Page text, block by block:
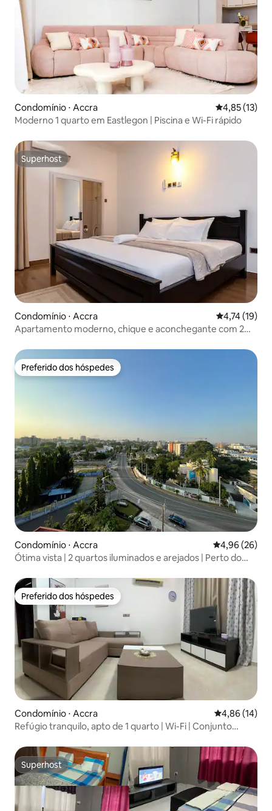
Condomínio ⋅ Accra 4,85 de uma
4,85 (13)
Moderno 1 quarto em Eastlegon | Piscina e Wi-Fi rápido
Superhost
Superhost
Condomínio ⋅ Accra 4,74 de uma
4,74 (19)
Apartamento moderno, chique e aconchegante com 2
Preferido dos hóspedes
Preferido dos hóspedes
Condomínio ⋅ Accra 4,96 de uma
4,96 (26)
Ótima vista | 2 quartos iluminados e arejados | Perto do
Preferido dos hóspedes
Preferido dos hóspedes
Condomínio ⋅ Accra 4,86 de uma
4,86 (14)
Refúgio tranquilo, apto de 1 quarto | Wi-Fi | Conjunto
Superhost
Superhost